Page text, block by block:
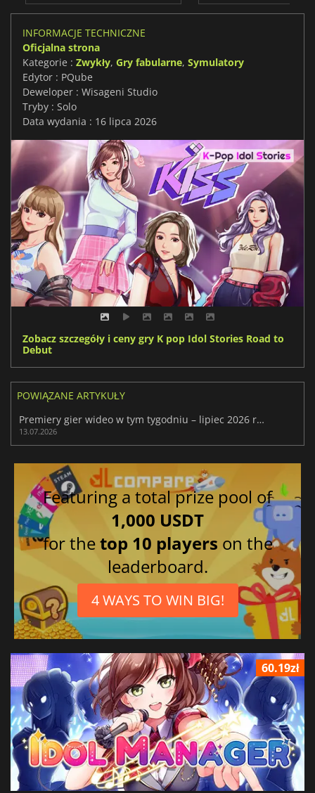
INFORMACJE TECHNICZNE
Oficjalna strona
Kategorie : Zwykły, Gry fabularne, Symulatory
Edytor : PQube
Deweloper : Wisageni Studio
Tryby : Solo
Data wydania : 16 lipca 2026
Zobacz szczegóły i ceny gry K pop Idol Stories Road to
Debut
POWIĄZANE ARTYKUŁY
Premiery gier wideo w tym tygodniu – lipiec 2026 r. (29. tydzień)
13.07.2026
Featuring a total prize pool of
1,000 USDT
for thetop 10 players on the
leaderboard.
4 WAYS TO WIN BIG!
60.19zł